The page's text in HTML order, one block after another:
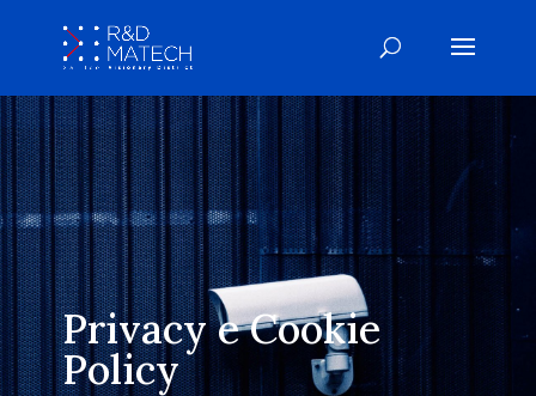
Privacy e Cookie
Policy